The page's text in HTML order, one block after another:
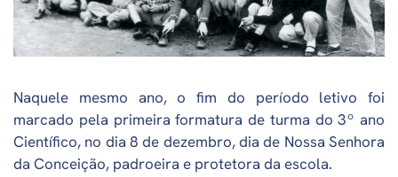
Naquele mesmo ano, o fim do período letivo foi
marcado pela primeira formatura de turma do 3º ano
Científico, no dia 8 de dezembro, dia de Nossa Senhora
da Conceição, padroeira e protetora da escola.